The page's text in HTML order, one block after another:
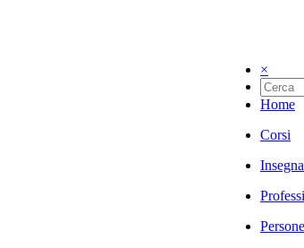
×
Home
Corsi
Persone